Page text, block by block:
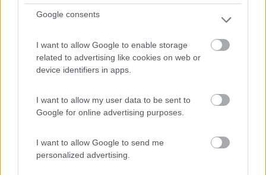
Google consents
I want to allow Google to enable storage
related to advertising like cookies on web or
device identifiers in apps.
I want to allow my user data to be sent to
Google for online advertising purposes.
I want to allow Google to send me
personalized advertising.
Area di sosta (AA)
Area sosta camper Monte Ceneri
6,5